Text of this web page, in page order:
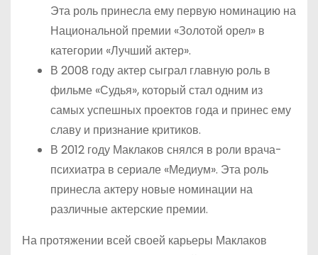
Эта роль принесла ему первую номинацию на
Национальной премии «Золотой орел» в
категории «Лучший актер».
В 2008 году актер сыграл главную роль в
фильме «Судья», который стал одним из
самых успешных проектов года и принес ему
славу и признание критиков.
В 2012 году Маклаков снялся в роли врача-
психиатра в сериале «Медиум». Эта роль
принесла актеру новые номинации на
различные актерские премии.
На протяжении всей своей карьеры Маклаков